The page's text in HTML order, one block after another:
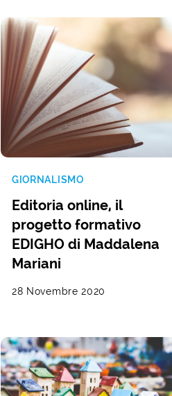
GIORNALISMO
Editoria online, il
progetto formativo
EDIGHO di Maddalena
Mariani
28 Novembre 2020